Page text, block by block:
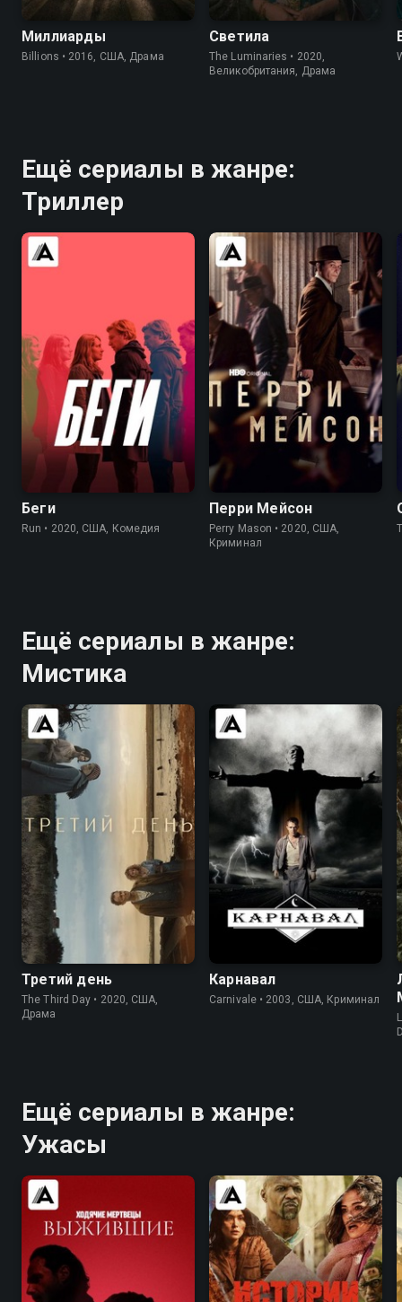
Миллиарды
Billions • 2016, США, Драма
Светила
The Luminaries • 2020,
Великобритания, Драма
Ещё сериалы в жанре:
Триллер
6.5 6.2
Беги
Run • 2020, США, Комедия
Перри Мейсон
Perry Mason • 2020, США,
Криминал
Ещё сериалы в жанре:
Мистика
6.2
Третий день
The Third Day • 2020, США,
Драма
7.7 8.4
Карнавал
Carnivale • 2003, США, Криминал
Ещё сериалы в жанре:
Ужасы